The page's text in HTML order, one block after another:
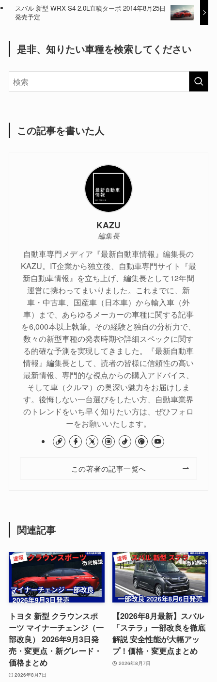
スバル 新型 WRX S4 2.0L直噴ターボ 2014年8月25日
発売予定
是非、知りたい車種を検索してください
この記事を書いた人
KAZU
編集長
自動車専門メディア『最新自動車情報』編集長の
KAZU。IT企業から独立後、自動車専門サイト『最
新自動車情報』を立ち上げ、編集長として12年間
運営に携わってまいりました。これまでに、新
車・中古車、国産車（日本車）から輸入車（外
車）まで、あらゆるメーカーの車種に関する記事
を6,000本以上執筆。その経験と独自の分析力で、
数々の新型車種の発表時期や詳細スペックに関す
る的確な予測を実現してきました。『最新自動車
情報』編集長として、読者の皆様に信頼性の高い
最新情報、専門的な視点からの購入アドバイス、
そして車（クルマ）の奥深い魅力をお届けしま
す。後悔しない一台選びをしたい方、自動車業界
のトレンドをいち早く知りたい方は、ぜひフォロ
ーをお願いいたします。
この著者の記事一覧へ
関連記事
トヨタ 新型 クラウンスポ
ーツ マイナーチェンジ（一
部改良） 2026年9月3日発
売・変更点・新グレード・
価格まとめ
2026年8月7日
【2026年8月最新】スバル
「ステラ」一部改良を徹底
解説 安全性能が大幅アッ
プ！価格・変更点まとめ
2026年8月7日